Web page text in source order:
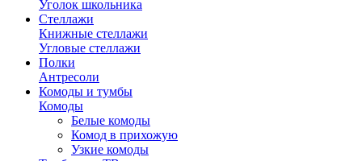
Уголок школьника
Стеллажи
Книжные стеллажи
Угловые стеллажи
Полки
Антресоли
Комоды и тумбы
Комоды
Белые комоды
Комод в прихожую
Узкие комоды